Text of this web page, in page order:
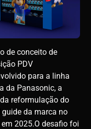
de conceito de
PDV
para a linha
da Panasonic, a
reformulação do
guide da marca no
2025.O desafio foi